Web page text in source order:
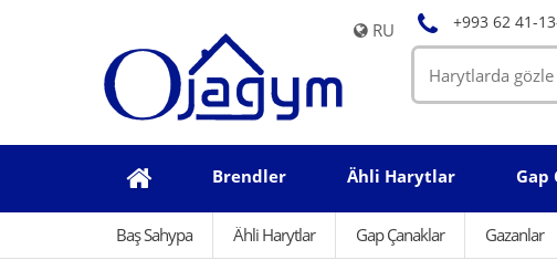
RU +993 62 41-
Brendler Ähli Harytlar Gap
Baş Sahypa Ähli Harytlar Gap Çanaklar Gazanlar